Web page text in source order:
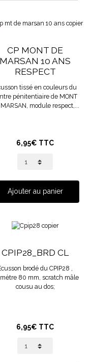
CP MONT DE
MARSAN 10 ANS
RESPECT
tissé en couleurs du
pénitentiaire de MONT
MARSAN, module respect,...
6,95€ TTC
Ajouter au panier
CPIP28_BRD CL
brodé du CPIP28 ,
80 mm, scratch mâle
cousu au dos;
6,95€ TTC